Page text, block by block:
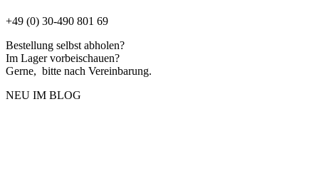
+49 (0) 30-490 801 69
Bestellung selbst abholen?
Im Lager vorbeischauen?
Gerne, bitte nach Vereinbarung.
NEU IM BLOG